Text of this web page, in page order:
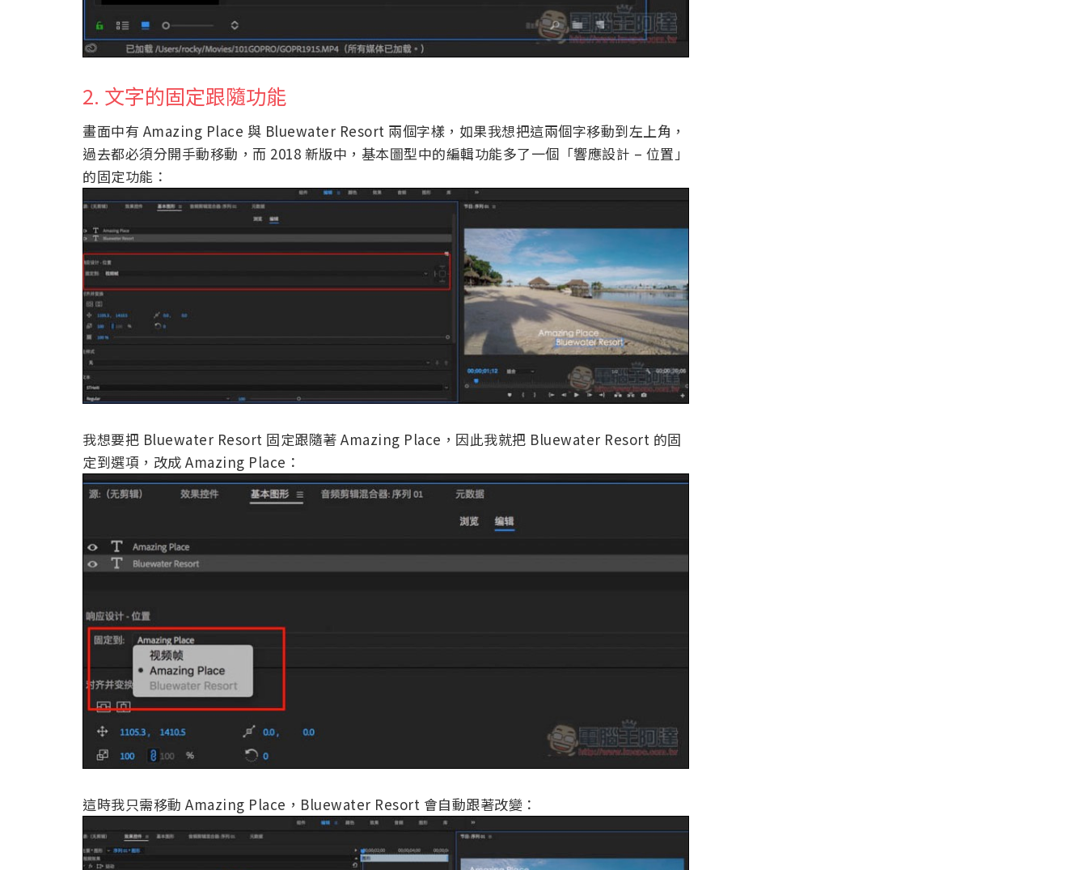
2. 文字的固定跟隨功能
畫面中有 Amazing Place 與 Bluewater Resort 兩個字樣，如果我想把這兩個字移動到左上角，
過去都必須分開手動移動，而 2018 新版中，基本圖型中的編輯功能多了一個「響應設計 – 位置」
的固定功能：
我想要把 Bluewater Resort 固定跟隨著 Amazing Place，因此我就把 Bluewater Resort 的固
定到選項，改成 Amazing Place：
這時我只需移動 Amazing Place，Bluewater Resort 會自動跟著改變：